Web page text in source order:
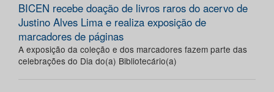
BICEN recebe doação de livros raros do acervo de
Justino Alves Lima e realiza exposição de
marcadores de páginas
A exposição da coleção e dos marcadores fazem parte das
celebrações do Dia do(a) Bibliotecário(a)